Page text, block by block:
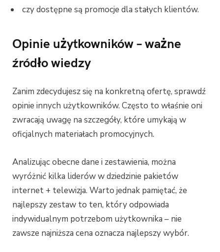
czy dostępne są promocje dla stałych klientów.
Opinie użytkowników – ważne
źródło wiedzy
Zanim zdecydujesz się na konkretną ofertę, sprawdź
opinie innych użytkowników. Często to właśnie oni
zwracają uwagę na szczegóły, które umykają w
oficjalnych materiałach promocyjnych.
Analizując obecne dane i zestawienia, można
wyróżnić kilka liderów w dziedzinie pakietów
internet + telewizja. Warto jednak pamiętać, że
najlepszy zestaw to ten, który odpowiada
indywidualnym potrzebom użytkownika – nie
zawsze najniższa cena oznacza najlepszy wybór.